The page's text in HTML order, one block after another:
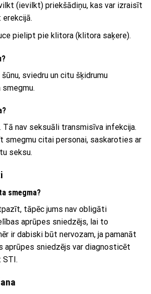
(ievilkt) priekšādiņu, kas var izraisīt
pielipt pie klitora (klitora saķere).
sviedru un citu šķidrumu
Tā nav seksuāli transmisīva infekcija.
smegmu citai personai, saskaroties ar
seksu.
smegma?
tāpēc jums nav obligāti
aprūpes sniedzējs, lai to
ir dabiski būt nervozam, ja pamanāt
aprūpes sniedzējs var diagnosticēt
STI.